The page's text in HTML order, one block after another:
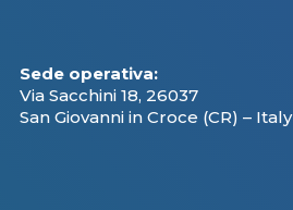
Sede operativa:
Via Sacchini 18, 26037
San Giovanni in Croce (CR) – Italy